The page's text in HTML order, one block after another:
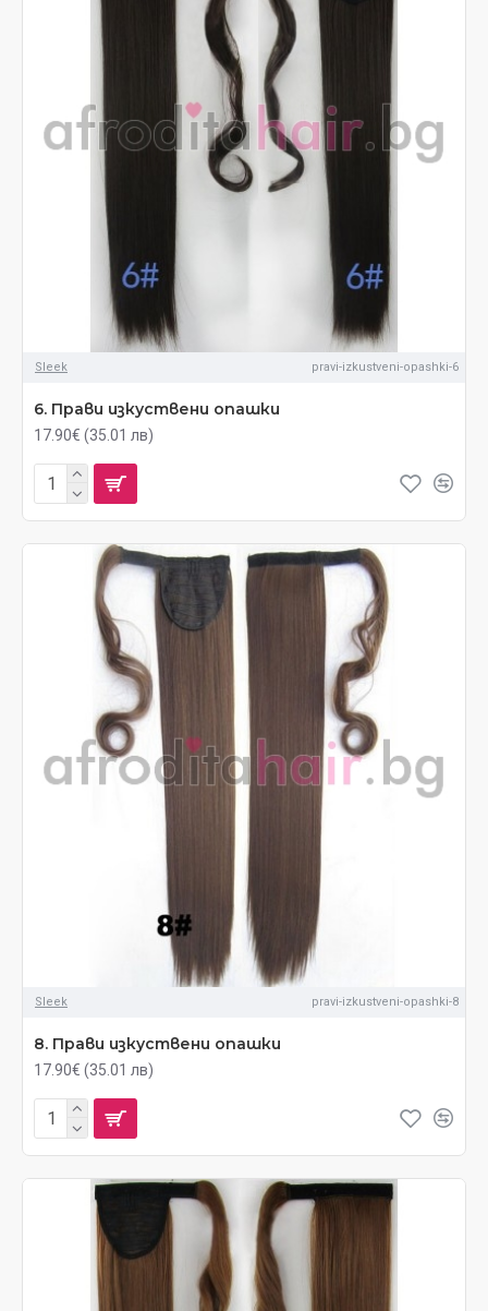
Sleek pravi-izkustveni-opashki-6
6. Прави изкуствени опашки
17.90€ (35.01 лв)
Sleek pravi-izkustveni-opashki-8
8. Прави изкуствени опашки
17.90€ (35.01 лв)